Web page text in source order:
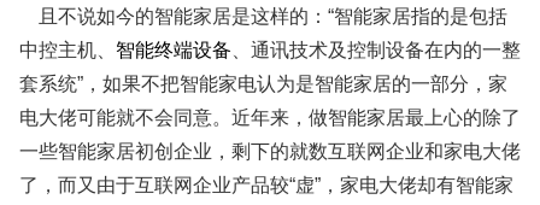
且不说如今的智能家居是这样的：“智能家居指的是包括
中控主机、 智能终端设备 、通讯技术及控制设备在内的一整
套系统”，如果不把智能家电认为是智能家居的一部分，家
电大佬可能就不会同意。近年来，做智能家居最上心的除了
一些智能家居初创企业，剩下的就数互联网企业和家电大佬
了，而又由于互联网企业产品较“虚”，家电大佬却有智能家